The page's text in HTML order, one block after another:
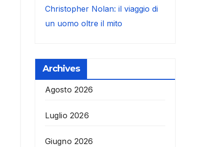
Christopher Nolan: il viaggio di
un uomo oltre il mito
Archives
Agosto 2026
Luglio 2026
Giugno 2026